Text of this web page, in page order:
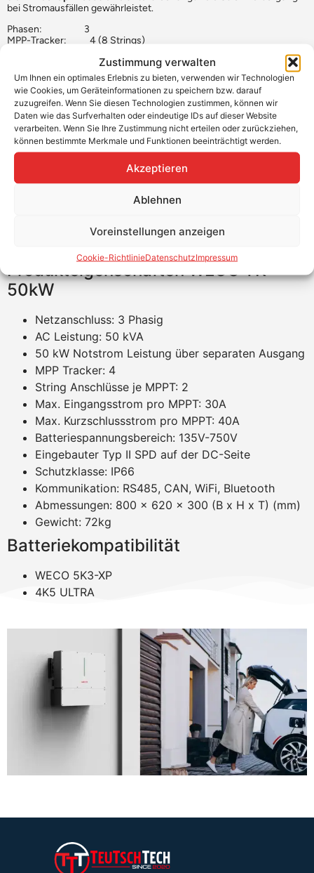
Zustimmung verwalten
Um Ihnen ein optimales Erlebnis zu bieten, verwenden wir Technologien
wie Cookies, um Geräteinformationen zu speichern bzw. darauf
zuzugreifen. Wenn Sie diesen Technologien zustimmen, können wir
Daten wie das Surfverhalten oder eindeutige IDs auf dieser Website
verarbeiten. Wenn Sie Ihre Zustimmung nicht erteilen oder zurückziehen,
können bestimmte Merkmale und Funktionen beeinträchtigt werden.
Akzeptieren
Ablehnen
Voreinstellungen anzeigen
Cookie-RichtlinieDatenschutzImpressum
bei Stromausfällen gewährleistet.
Phasen: 3
MPP-Tracker: 4 (8 Strings)
Spannungsbereich: 180V – 850V
Garantie: 5 Jahre | erweiterbar auf 10 Jahre
Kommunikation: RS485, WiFi, CAN
Produktvorteile
Backup-Modus auf USV-Ebene
Bis zu 150% DC Input Überdimensionierung
Störlichtbogenunterbrecher (AFCI)
Produkteigenschaften WECO TK
50kW
Netzanschluss: 3 Phasig
AC Leistung: 50 kVA
50 kW Notstrom Leistung über separaten Ausgang
MPP Tracker: 4
String Anschlüsse je MPPT: 2
Max. Eingangsstrom pro MPPT: 30A
Max. Kurzschlussstrom pro MPPT: 40A
Batteriespannungsbereich: 135V-750V
Eingebauter Typ II SPD auf der DC-Seite
Schutzklasse: IP66
Kommunikation: RS485, CAN, WiFi, Bluetooth
Abmessungen: 800 x 620 x 300 (B x H x T) (mm)
Gewicht: 72kg
Batteriekompatibilität
WECO 5K3-XP
4K5 ULTRA